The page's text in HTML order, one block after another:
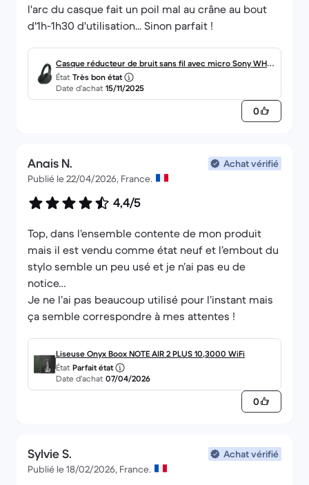
l'arc du casque fait un poil mal au crâne au bout
d'1h-1h30 d'utilisation... Sinon parfait !
Casque réducteur de bruit sans fil avec micro Sony WH-1
000XM4 - Noir
État Très bon état
Date d’achat 15/11/2025
0
Anais N.
Achat vérifié
Publié le 22/04/2026, France.
4,4/5
Top, dans l’ensemble contente de mon produit
mais il est vendu comme état neuf et l’embout du
stylo semble un peu usé et je n’ai pas eu de
notice…
Je ne l’ai pas beaucoup utilisé pour l’instant mais
ça semble correspondre à mes attentes !
Liseuse Onyx Boox NOTE AIR 2 PLUS 10,3000 WiFi
État Parfait état
Date d’achat 07/04/2026
0
Sylvie S.
Achat vérifié
Publié le 18/02/2026, France.